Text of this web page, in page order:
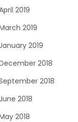
2019
2019
January 2019
2018
2018
June 2018
2018